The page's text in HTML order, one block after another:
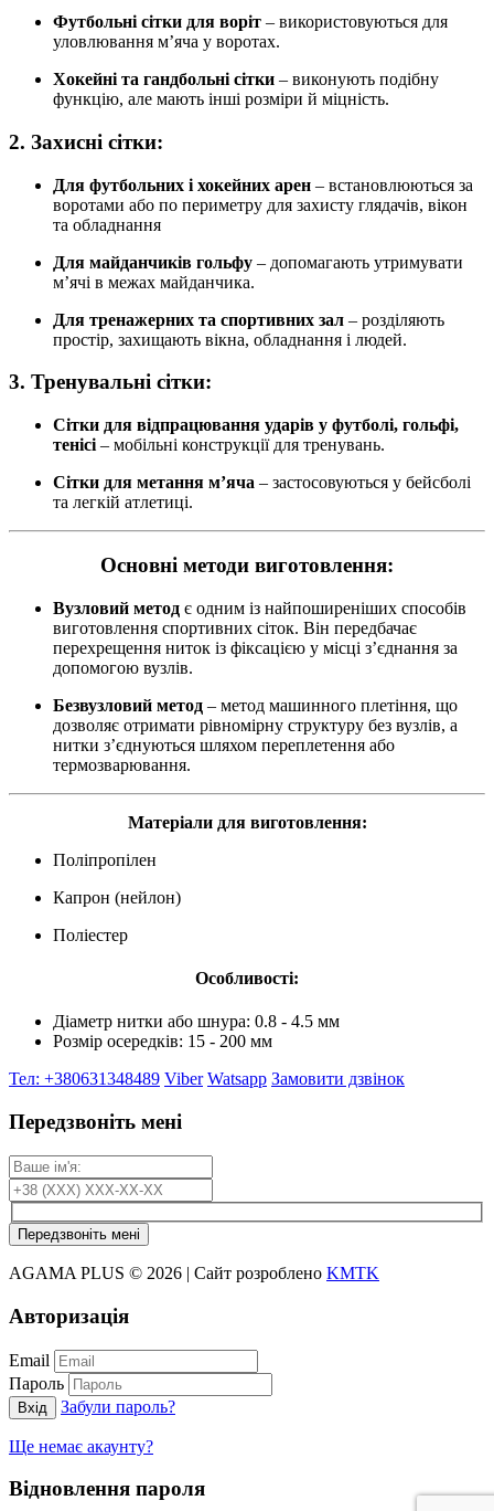
Футбольні сітки для воріт – використовуються для
уловлювання м’яча у воротах.
Хокейні та гандбольні сітки – виконують подібну
функцію, але мають інші розміри й міцність.
2. Захисні сітки:
Для футбольних і хокейних арен – встановлюються за
воротами або по периметру для захисту глядачів, вікон
та обладнання
Для майданчиків гольфу – допомагають утримувати
м’ячі в межах майданчика.
Для тренажерних та спортивних зал – розділяють
простір, захищають вікна, обладнання і людей.
3. Тренувальні сітки:
Сітки для відпрацювання ударів у футболі, гольфі,
тенісі – мобільні конструкції для тренувань.
Сітки для метання м’яча – застосовуються у бейсболі
та легкій атлетиці.
Основні методи виготовлення:
Вузловий метод є одним із найпоширеніших способів
виготовлення спортивних сіток. Він передбачає
перехрещення ниток із фіксацією у місці з’єднання за
допомогою вузлів.
Безвузловий метод – метод машинного плетіння, що
дозволяє отримати рівномірну структуру без вузлів, а
нитки з’єднуються шляхом переплетення або
термозварювання.
Матеріали для виготовлення:
Поліпропілен
Капрон (нейлон)
Поліестер
Особливості:
Діаметр нитки або шнура: 0.8 - 4.5 мм
Розмір осередків: 15 - 200 мм
Тел: +380631348489 Viber Watsapp Замовити дзвінок
Передзвоніть мені
Передзвоніть мені
AGAMA PLUS © 2026 | Сайт розроблено KMTK
Авторизація
Email
Пароль
Вхід Забули пароль?
Ще немає акаунту?
Відновлення пароля